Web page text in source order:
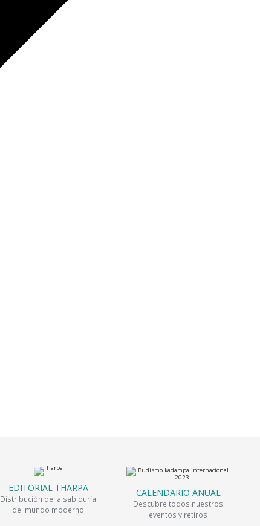
EDITORIAL THARPA
Distribución de la sabiduría
del mundo moderno
CALENDARIO ANUAL
Descubre todos nuestros
eventos y retiros